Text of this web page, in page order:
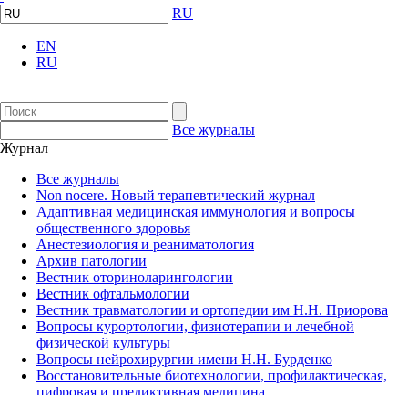
RU
EN
RU
Все журналы
Журнал
Все журналы
Non nocere. Новый терапевтический журнал
Адаптивная медицинская иммунология и вопросы
общественного здоровья
Анестезиология и реаниматология
Архив патологии
Вестник оториноларингологии
Вестник офтальмологии
Вестник травматологии и ортопедии им Н.Н. Приорова
Вопросы курортологии, физиотерапии и лечебной
физической культуры
Вопросы нейрохирургии имени Н.Н. Бурденко
Восстановительные биотехнологии, профилактическая,
цифровая и предиктивная медицина